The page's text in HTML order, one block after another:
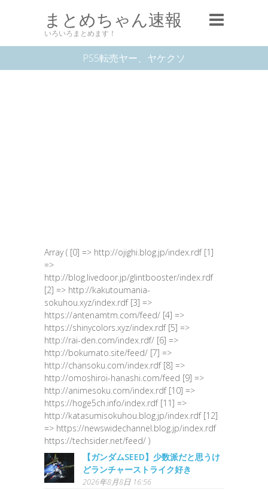
まとめちゃん速報
いろいろまとめます！
PS5転売ヤー、ヤケクソ
Array ( [0] => http://ojighi.blog.jp/index.rdf [1]
=>
http://blog.livedoor.jp/glintbooster/index.rdf
[2] => http://kakutoumania-
sokuhou.xyz/index.rdf [3] =>
https://antenamtm.com/feed/ [4] =>
https://shinycolors.xyz/index.rdf [5] =>
http://rai-den.com/index.rdf/ [6] =>
http://bokumato.site/feed/ [7] =>
http://chansoku.com/index.rdf [8] =>
http://omoshiroi-hanashi.com/feed [9] =>
http://animesoku.com/index.rdf [10] =>
https://hoge5ch.info/index.rdf [11] =>
http://katasumisokuhou.blog.jp/index.rdf [12]
=> https://newswidechannel.blog.jp/index.rdf
https://techsider.net/feed/ )
【ガンダムSEED】少数派だと思うけ
どランチャーストライク好き
2026年8月8日 16:56